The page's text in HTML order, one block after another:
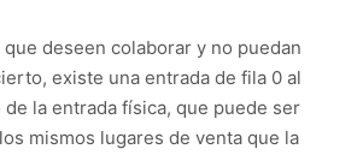
que deseen colaborar y no puedan
existe una entrada de fila 0 al
la entrada física, que puede ser
mismos lugares de venta que la